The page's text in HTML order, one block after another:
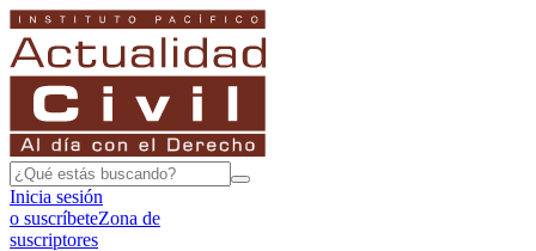
Inicia sesión
o suscríbeteZona de
suscriptores